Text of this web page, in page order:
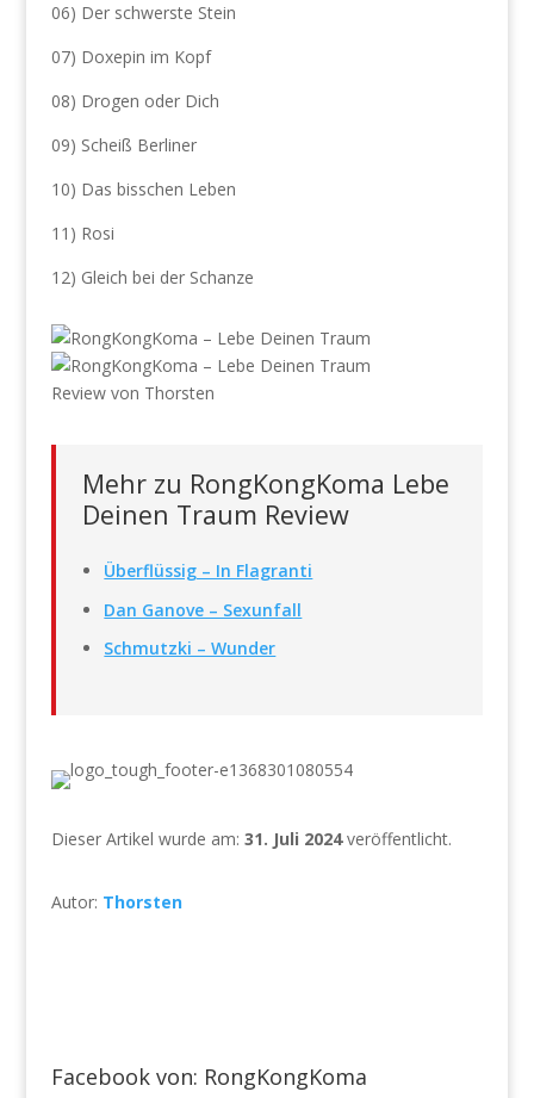
06) Der schwerste Stein
07) Doxepin im Kopf
08) Drogen oder Dich
09) Scheiß Berliner
10) Das bisschen Leben
11) Rosi
12) Gleich bei der Schanze
Review von Thorsten
Mehr zu RongKongKoma Lebe
Deinen Traum Review
Überflüssig – In Flagranti
Dan Ganove – Sexunfall
Schmutzki – Wunder
Dieser Artikel wurde am: 31. Juli 2024veröffentlicht.
Autor: Thorsten
Facebook von: RongKongKoma